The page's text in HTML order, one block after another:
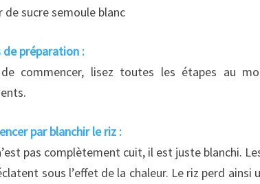
sucre semoule blanc
de préparation :
commencer, lisez toutes les étapes au
par blanchir le riz :
pas complètement cuit, il est juste blanchi.
sous l’effet de la chaleur. Le riz perd